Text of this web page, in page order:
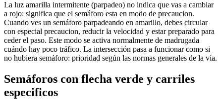
La luz amarilla intermitente (parpadeo) no indica que vas a cambiar
a rojo: significa que el semáforo esta en modo de precaucion.
Cuando ves un semáforo parpadeando en amarillo, debes circular
con especial precaucion, reducir la velocidad y estar preparado para
ceder el paso. Este modo se activa normalmente de madrugada
cuándo hay poco tráfico. La intersección pasa a funcionar como si
no hubiera semáforo: prioridad según las normas generales de la vía.
Semáforos con flecha verde y carriles
especificos